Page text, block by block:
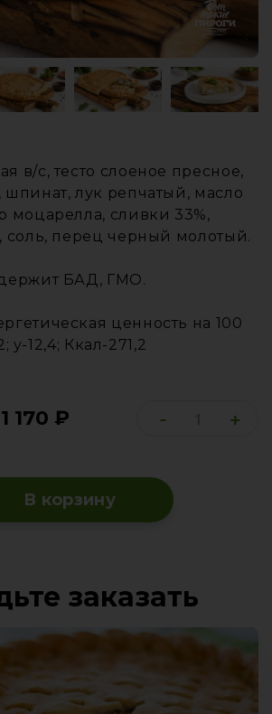
в/с, тесто слоеное пресное,
лук репчатый, масло
моцарелла, сливки 33%,
соль, перец черный молотый.
БАД, ГМО.
ценность на 100
у-12,4; Ккал-271,2
1 170 ₽ - +
В корзину
заказать